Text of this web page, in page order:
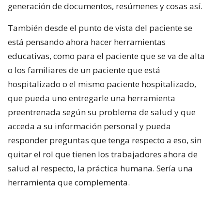
generación de documentos, resúmenes y cosas así.
También desde el punto de vista del paciente se
está pensando ahora hacer herramientas
educativas, como para el paciente que se va de alta
o los familiares de un paciente que está
hospitalizado o el mismo paciente hospitalizado,
que pueda uno entregarle una herramienta
preentrenada según su problema de salud y que
acceda a su información personal y pueda
responder preguntas que tenga respecto a eso, sin
quitar el rol que tienen los trabajadores ahora de
salud al respecto, la práctica humana. Sería una
herramienta que complementa.